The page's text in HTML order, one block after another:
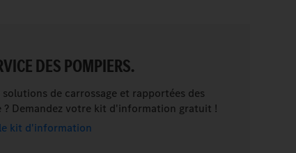
DES POMPIERS.
de carrossage et rapportées des
Demandez votre kit d'information gratuit !
kit d'information